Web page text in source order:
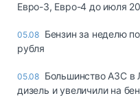
Евро-3, Евро-4 до июля
05.08 Бензин за неделю
рубля
05.08 Большинство АЗС в
дизель и увеличили на